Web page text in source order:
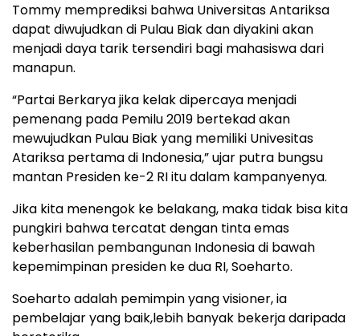
Tommy memprediksi bahwa Universitas Antariksa
dapat diwujudkan di Pulau Biak dan diyakini akan
menjadi daya tarik tersendiri bagi mahasiswa dari
manapun.
“Partai Berkarya jika kelak dipercaya menjadi
pemenang pada Pemilu 2019 bertekad akan
mewujudkan Pulau Biak yang memiliki Univesitas
Atariksa pertama di Indonesia,” ujar putra bungsu
mantan Presiden ke-2 RI itu dalam kampanyenya.
Jika kita menengok ke belakang, maka tidak bisa kita
pungkiri bahwa tercatat dengan tinta emas
keberhasilan pembangunan Indonesia di bawah
kepemimpinan presiden ke dua RI, Soeharto.
Soeharto adalah pemimpin yang visioner, ia
pembelajar yang baik,lebih banyak bekerja daripada